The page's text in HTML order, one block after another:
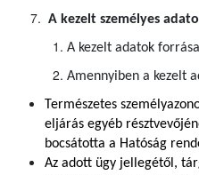
A kezelt személyes
A kezelt adatok
Amennyiben a kezelt
Természetes
eljárás egyéb
bocsátotta a Hatóság
Az adott ügy jellegétől,